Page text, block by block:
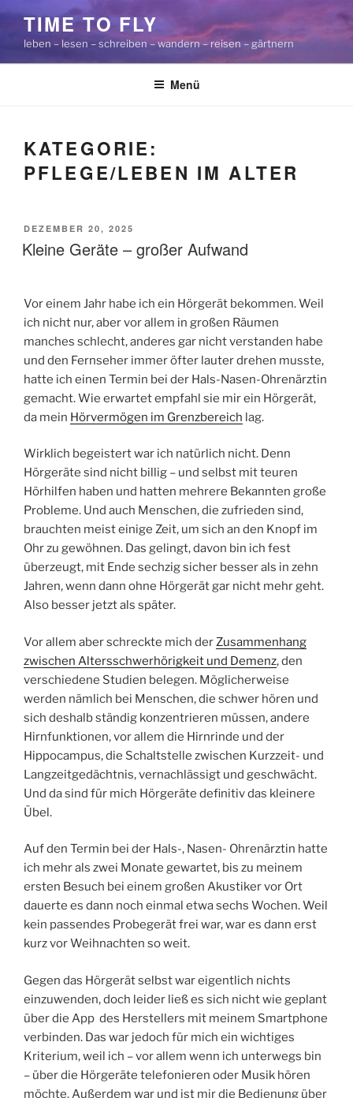
Zum
springen
TIME TO FLY
leben – lesen – schreiben – wandern – reisen – gärtnern
Menü
KATEGORIE:
PFLEGE/LEBEN IM ALTER
VERÖFFENTLICHT
AM
DEZEMBER 20, 2025
Kleine Geräte – großer Aufwand
Vor einem Jahr habe ich ein Hörgerät bekommen. Weil
ich nicht nur, aber vor allem in großen Räumen
manches schlecht, anderes gar nicht verstanden habe
und den Fernseher immer öfter lauter drehen musste,
hatte ich einen Termin bei der Hals-Nasen-Ohrenärztin
gemacht. Wie erwartet empfahl sie mir ein Hörgerät,
da mein Hörvermögen im Grenzbereich lag.
Wirklich begeistert war ich natürlich nicht. Denn
Hörgeräte sind nicht billig – und selbst mit teuren
Hörhilfen haben und hatten mehrere Bekannten große
Probleme. Und auch Menschen, die zufrieden sind,
brauchten meist einige Zeit, um sich an den Knopf im
Ohr zu gewöhnen. Das gelingt, davon bin ich fest
überzeugt, mit Ende sechzig sicher besser als in zehn
Jahren, wenn dann ohne Hörgerät gar nicht mehr geht.
Also besser jetzt als später.
Vor allem aber schreckte mich derZusammenhang
zwischen Altersschwerhörigkeit und Demenz, den
verschiedene Studien belegen. Möglicherweise
werden nämlich bei Menschen, die schwer hören und
sich deshalb ständig konzentrieren müssen, andere
Hirnfunktionen, vor allem die Hirnrinde und der
Hippocampus, die Schaltstelle zwischen Kurzzeit- und
Langzeitgedächtnis, vernachlässigt und geschwächt.
Und da sind für mich Hörgeräte definitiv das kleinere
Übel.
Auf den Termin bei der Hals-, Nasen- Ohrenärztin hatte
ich mehr als zwei Monate gewartet, bis zu meinem
ersten Besuch bei einem großen Akustiker vor Ort
dauerte es dann noch einmal etwa sechs Wochen. Weil
kein passendes Probegerät frei war, war es dann erst
kurz vor Weihnachten so weit.
Gegen das Hörgerät selbst war eigentlich nichts
einzuwenden, doch leider ließ es sich nicht wie geplant
über die App des Herstellers mit meinem Smartphone
verbinden. Das war jedoch für mich ein wichtiges
Kriterium, weil ich – vor allem wenn ich unterwegs bin
– über die Hörgeräte telefonieren oder Musik hören
möchte. Außerdem war und ist mir die Bedienung über